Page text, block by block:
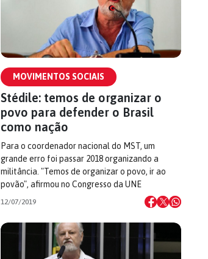
MOVIMENTOS SOCIAIS
Stédile: temos de organizar o
povo para defender o Brasil
como nação
Para o coordenador nacional do MST, um
grande erro foi passar 2018 organizando a
militância. "Temos de organizar o povo, ir ao
povão", afirmou no Congresso da UNE
12/07/2019